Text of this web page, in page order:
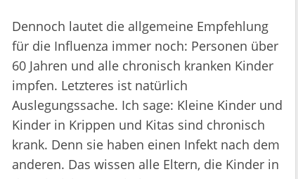
Dennoch lautet die allgemeine Empfehlung
für die Influenza immer noch: Personen über
60 Jahren und alle chronisch kranken Kinder
impfen. Letzteres ist natürlich
Auslegungssache. Ich sage: Kleine Kinder und
Kinder in Krippen und Kitas sind chronisch
krank. Denn sie haben einen Infekt nach dem
anderen. Das wissen alle Eltern, die Kinder in